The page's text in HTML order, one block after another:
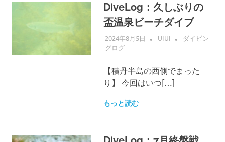
DiveLog：久しぶりの
盃温泉ビーチダイブ
2024年8月5日 UIUI
ダイビン
グログ
【積丹半島の西側でまった
り】 今回はいつ[…]
もっと読む